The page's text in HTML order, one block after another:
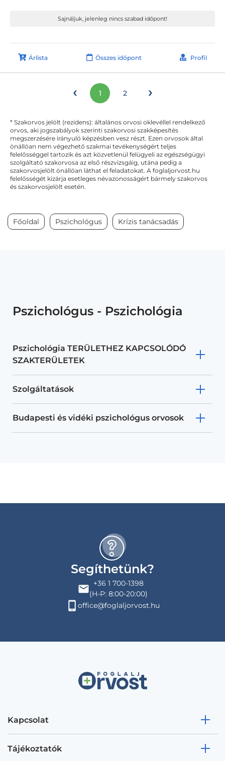
Sajnáljuk, jelenleg nincs szabad időpont!
Árlista Összes időpont Profil
‹ 1 2 ›
* Szakorvos jelölt (rezidens): általános orvosi oklevéllel rendelkező
orvos, aki jogszabályok szerinti szakorvosi szakképesítés
megszerzésére irányuló képzésben vesz részt. Ezen orvosok által
önállóan nem végezhető szakmai tevékenységért teljes
felelősséggel tartozik és azt közvetlenül felügyeli az egészségügyi
szolgáltató szakorvosa az első részvizsgáig, utána pedig a
szakorvosjelölt önállóan láthat el feladatokat. A foglaljorvost.hu
felelősségét kizárja esetleges névazonosságért bármely szakorvos
és szakorvosjelölt esetén.
Főoldal Pszichológus Krízis tanácsadás
Pszichológus - Pszichológia
Pszichológia TERÜLETHEZ KAPCSOLÓDÓ
SZAKTERÜLETEK
Szolgáltatások
Budapesti és vidéki pszichológus orvosok
Segíthetünk?
+36 1 700-1398
(H-P: 8:00-20:00)
office@foglaljorvost.hu
Kapcsolat
Tájékoztatók